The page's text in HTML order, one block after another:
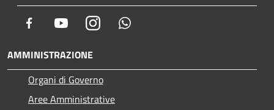
Facebook YoutubeInstagram
AMMINISTRAZIONE
Organi di Governo
Aree Amministrative